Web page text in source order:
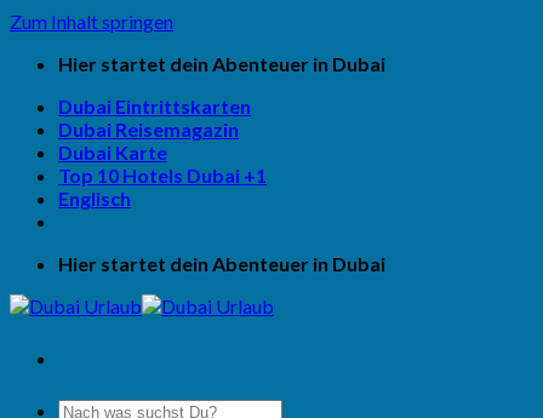
Zum Inhalt springen
Hier startet dein Abenteuer in Dubai
Dubai Eintrittskarten
Dubai Reisemagazin
Dubai Karte
Top 10 Hotels Dubai +1
Englisch
Hier startet dein Abenteuer in Dubai